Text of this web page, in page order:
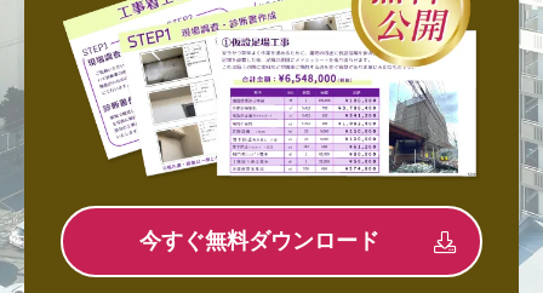
今すぐ無料ダウンロード